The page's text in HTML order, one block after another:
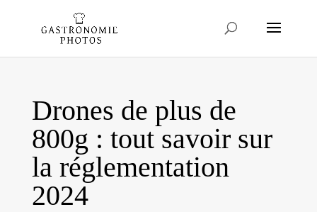
Drones de plus de
800g : tout savoir sur
la réglementation
2024